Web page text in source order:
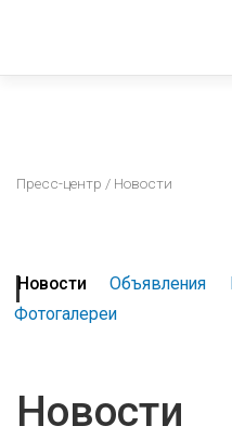
Пресс-центр / Новости
Новости Объявления
Фотогалереи
Новости